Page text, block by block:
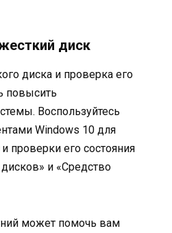
диск
диска и проверка его
повысить
Воспользуйтесь
Windows 10 для
проверки его состояния
и «Средство
может помочь вам